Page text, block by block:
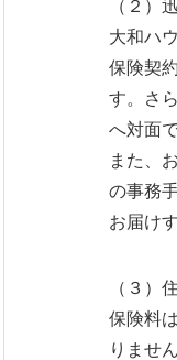
（２）
大和ハ
保険契
す。さ
へ対面
また、
の事務
お届け
（３）
保険料
りませ